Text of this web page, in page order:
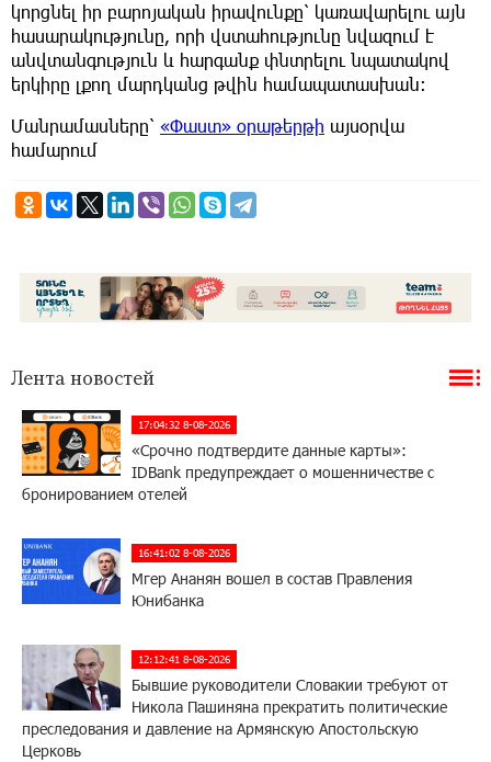
կորցնել իր բարոյական իրավունքը՝ կառավարելու այն
հասարակությունը, որի վստահությունը նվազում է
անվտանգություն և հարգանք փնտրելու նպատակով
երկիրը լքող մարդկանց թվին համապատասխան։
Մանրամասները՝ «Փաստ» օրաթերթի այսօրվա
համարում
Лента новостей
17:04:32 8-08-2026
«Срочно подтвердите данные карты»:
IDBank предупреждает о мошенничестве с
бронированием отелей
16:41:02 8-08-2026
Мгер Ананян вошел в состав Правления
Юнибанка
12:12:41 8-08-2026
Бывшие руководители Словакии требуют от
Никола Пашиняна прекратить политические
преследования и давление на Армянскую Апостольскую
Церковь